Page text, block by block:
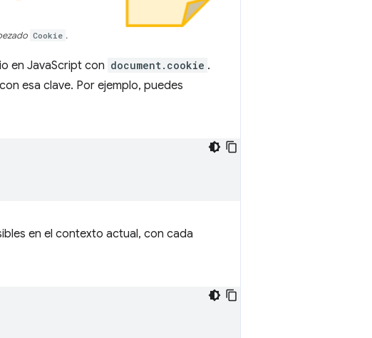
Cookie .
en JavaScript con document.cookie .
esa clave. Por ejemplo, puedes
en el contexto actual, con cada